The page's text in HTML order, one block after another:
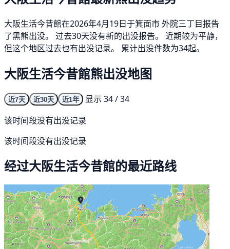
大阪生活今昔館在2026年4月19日于箕面市 外院三丁目报告
了黑熊出没。 过去30天没有新的出没报告。 近期较为平静，
但这个地区过去也有出没记录。 累计出没件数为34起。
大阪生活今昔館熊出没地图
近7天 近30天 近1年
显示 34 / 34
该时间段没有出没记录
该时间段没有出没记录
经过大阪生活今昔館的最近路线